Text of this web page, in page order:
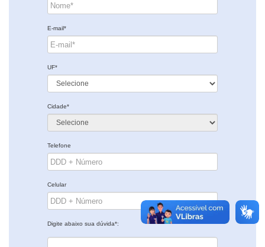
E-mail*
UF*
Cidade*
Telefone
Celular
Digite abaixo sua dúvida*: